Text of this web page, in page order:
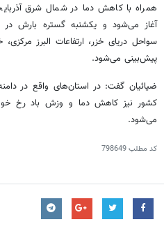
همراه با کاهش دما در شمال شرق
آغاز می‌شود و یکشنبه گستره بارش در
سواحل دریای خزر، ارتفاعات البرز
پیش‌بینی می‌شود.
ضیائیان گفت: در استان‌های واقع در
کشور نیز کاهش دما و وزش باد رخ
می‌شود.
کد مطلب798649